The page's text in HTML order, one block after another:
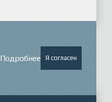
Подробнее Я согласен